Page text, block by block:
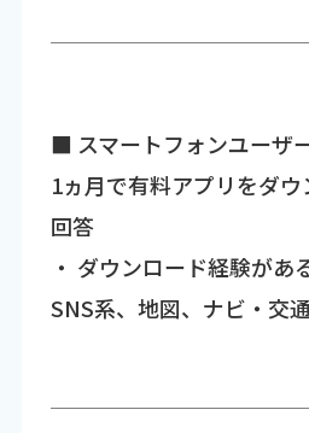
■ スマートフォンユーザ
1ヵ月で有料アプリをダ
回答
・ ダウンロード経験があ
SNS系、地図、ナビ・交通